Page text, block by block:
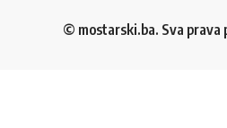
© mostarski.ba. Sva prava